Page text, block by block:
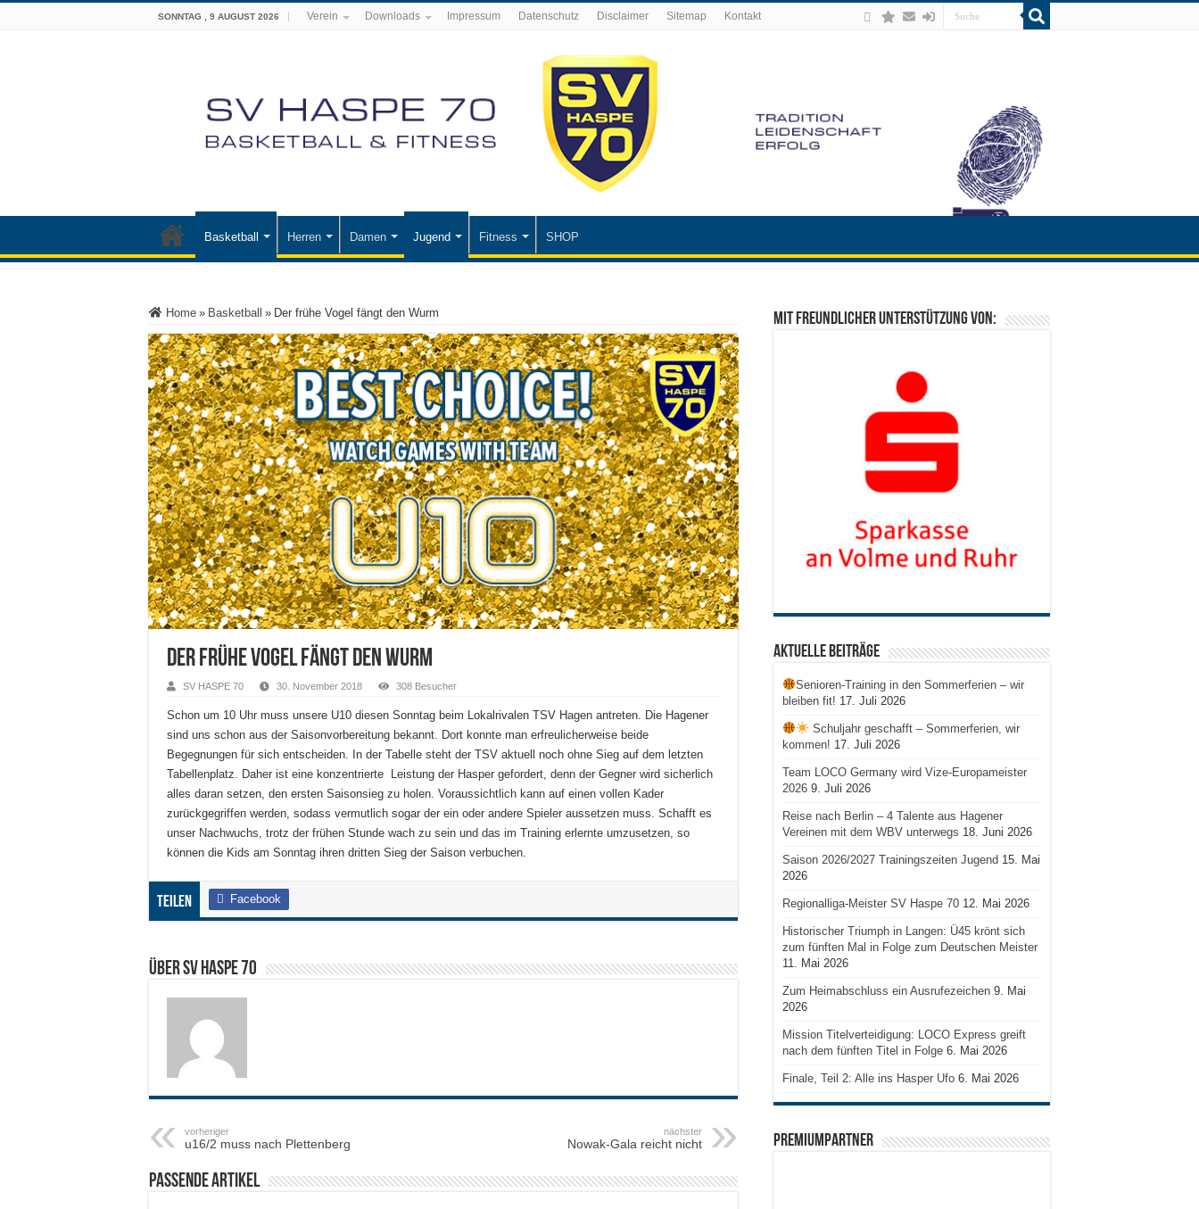
SONNTAG , 9 AUGUST 2026 Verein Downloads Impressum Datenschutz Disclaimer Sitemap Kontakt
Basketball Herren Damen Jugend Fitness SHOP
Home » Basketball » Der frühe Vogel fängt den Wurm
Der frühe Vogel fängt den Wurm
SV HASPE 70 30. November 2018 308 Besucher
Schon um 10 Uhr muss unsere U10 diesen Sonntag beim Lokalrivalen TSV Hagen antreten. Die Hagener
sind uns schon aus der Saisonvorbereitung bekannt. Dort konnte man erfreulicherweise beide
Begegnungen für sich entscheiden. In der Tabelle steht der TSV aktuell noch ohne Sieg auf dem letzten
Tabellenplatz. Daher ist eine konzentrierte Leistung der Hasper gefordert, denn der Gegner wird sicherlich
alles daran setzen, den ersten Saisonsieg zu holen. Voraussichtlich kann auf einen vollen Kader
zurückgegriffen werden, sodass vermutlich sogar der ein oder andere Spieler aussetzen muss. Schafft es
unser Nachwuchs, trotz der frühen Stunde wach zu sein und das im Training erlernte umzusetzen, so
können die Kids am Sonntag ihren dritten Sieg der Saison verbuchen.
Teilen Facebook
Über SV HASPE 70
vorheriger
u16/2 muss nach Plettenberg
nächster
Nowak-Gala reicht nicht
Passende Artikel
Mit freundlicher Unterstützung von:
Aktuelle Beiträge
Senioren-Training in den Sommerferien – wir
bleiben fit! 17. Juli 2026
Schuljahr geschafft – Sommerferien, wir
kommen! 17. Juli 2026
Team LOCO Germany wird Vize-Europameister
2026 9. Juli 2026
Reise nach Berlin – 4 Talente aus Hagener
Vereinen mit dem WBV unterwegs 18. Juni 2026
Saison 2026/2027 Trainingszeiten Jugend 15. Mai
2026
Regionalliga-Meister SV Haspe 70 12. Mai 2026
Historischer Triumph in Langen: Ü45 krönt sich
zum fünften Mal in Folge zum Deutschen Meister
11. Mai 2026
Zum Heimabschluss ein Ausrufezeichen 9. Mai
2026
Mission Titelverteidigung: LOCO Express greift
nach dem fünften Titel in Folge 6. Mai 2026
Finale, Teil 2: Alle ins Hasper Ufo 6. Mai 2026
PREMIUMPARTNER